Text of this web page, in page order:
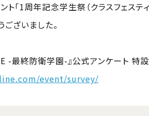
「1周年記念学生祭（クラスフェステ
ざいました。
-最終防衛学園-』公式アンケート 特設
event/survey/